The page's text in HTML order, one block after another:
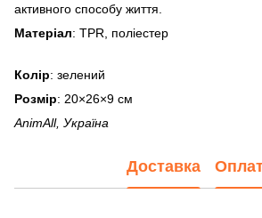
активного способу життя.
Матеріал: TPR,
Колір: зелений
Розмір: 20×26×9 см
AnimAll, Україна
Доставка